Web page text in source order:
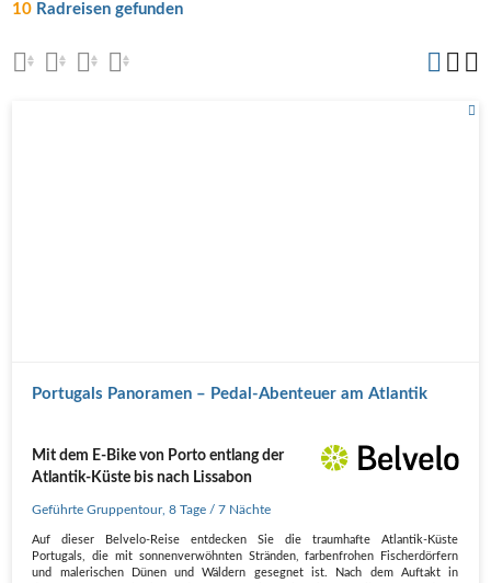
10 Radreisen gefunden
Portugals Panoramen – Pedal-Abenteuer am Atlantik
Mit dem E-Bike von Porto entlang der
Atlantik-Küste bis nach Lissabon
Geführte Gruppentour,8 Tage / 7 Nächte
Auf dieser Belvelo-Reise entdecken Sie die traumhafte Atlantik-Küste
Portugals, die mit sonnenverwöhnten Stränden, farbenfrohen Fischerdörfern
und malerischen Dünen und Wäldern gesegnet ist. Nach dem Auftakt in